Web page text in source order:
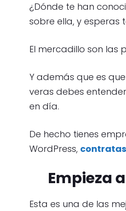
¿Dónde te han
sobre ella, y esperas
El mercadillo son
Y además que es
veras debes
en día.
De hecho tienes
WordPress,
Empieza
Esta es una de las